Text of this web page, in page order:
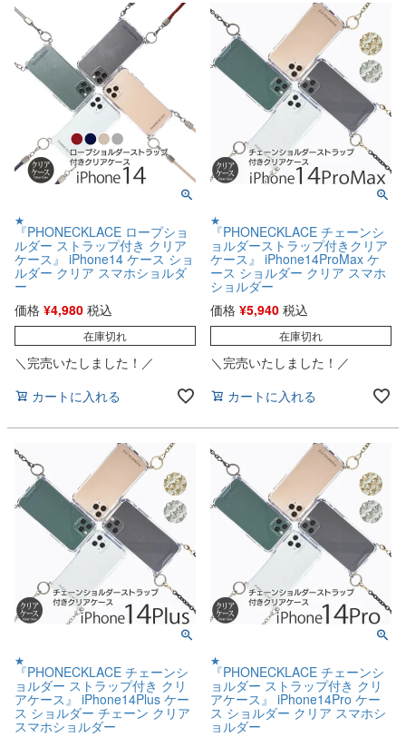
★
『PHONECKLACE ロープショ
ルダー ストラップ付き クリア
ケース』 iPhone14 ケース ショ
ルダー クリア スマホショルダ
ー
価格 ¥4,980 税込
在庫切れ
＼完売いたしました！／
カートに入れる
★
『PHONECKLACE チェーンシ
ョルダーストラップ付きクリア
ケース』 iPhone14ProMax ケ
ース ショルダー クリア スマホ
ショルダー
価格 ¥5,940 税込
在庫切れ
＼完売いたしました！／
カートに入れる
★
『PHONECKLACE チェーンシ
ョルダー ストラップ付き クリ
アケース』 iPhone14Plus ケー
ス ショルダー チェーン クリア
スマホショルダー
★
『PHONECKLACE チェーンシ
ョルダー ストラップ付き クリ
アケース』 iPhone14Pro ケー
ス ショルダー クリア スマホシ
ョルダー